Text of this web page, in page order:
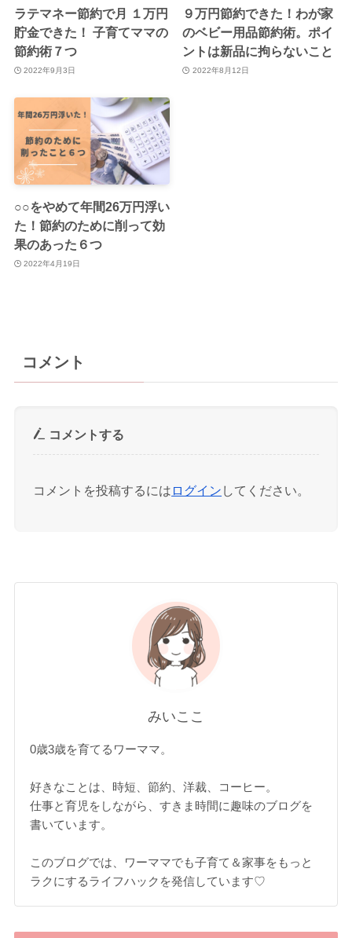
ラテマネー節約で月 １万円
貯金できた！ 子育てママの
節約術７つ
2022年9月3日
９万円節約できた！わが家
のベビー用品節約術。ポイ
ントは新品に拘らないこと
2022年8月12日
○○をやめて年間26万円浮い
た！節約のために削って効
果のあった６つ
2022年4月19日
コメント
コメントする
コメントを投稿するには ログイン してください。
みいここ
0歳3歳を育てるワーママ。
好きなことは、時短、節約、洋裁、コーヒー。
仕事と育児をしながら、すきま時間に趣味のブログを
書いています。
このブログでは、ワーママでも子育て＆家事をもっと
ラクにするライフハックを発信しています♡